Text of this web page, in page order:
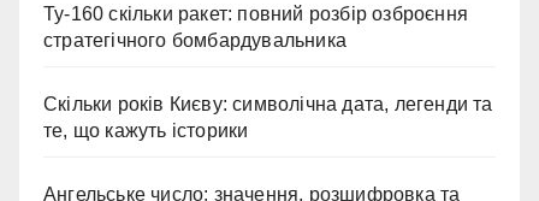
Ту-160 скільки ракет: повний розбір озброєння
стратегічного бомбардувальника
Скільки років Києву: символічна дата, легенди та
те, що кажуть історики
Ангельське число: значення, розшифровка та